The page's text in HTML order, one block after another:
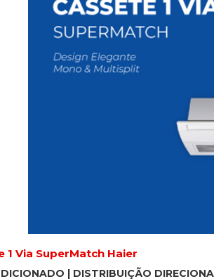
1 Via SuperMatch Haier
| DISTRIBUIÇÃO